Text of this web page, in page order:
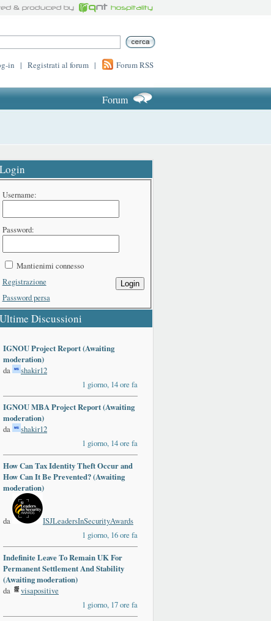
in | Registrati al forum | Forum RSS
Forum
Login
Username:
Password:
Mantienimi connesso
Login
Registrazione
Password persa
Ultime Discussioni
IGNOU Project Report (Awaiting
moderation)
da
shakir12
1 giorno, 14 ore fa
IGNOU MBA Project Report (Awaiting
moderation)
da
shakir12
1 giorno, 14 ore fa
How Can Tax Identity Theft Occur and
How Can It Be Prevented? (Awaiting
moderation)
da
ISJLeadersInSecurityAwards
1 giorno, 16 ore fa
Indefinite Leave To Remain UK For
Permanent Settlement And Stability
(Awaiting moderation)
da
visapositive
1 giorno, 17 ore fa